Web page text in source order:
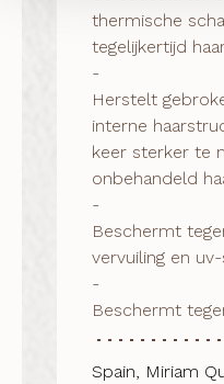
thermische
tegelijkertijd
-
Herstelt
interne
keer sterker te
onbehandeld
-
Beschermt
vervuiling en
-
Beschermt
Spain, Miriam